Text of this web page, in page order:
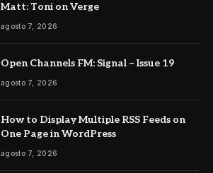
Matt: Toni on Verge
agosto 7, 2026
Open Channels FM: Signal – Issue 19
agosto 7, 2026
How to Display Multiple RSS Feeds on
One Page in WordPress
agosto 7, 2026